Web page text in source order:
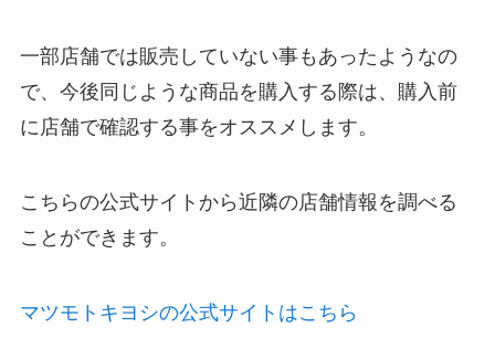
一部店舗では販売していない事もあったようなの
で、今後同じような商品を購入する際は、購入前
に店舗で確認する事をオススメします。
こちらの公式サイトから近隣の店舗情報を調べる
ことができます。
マツモトキヨシの公式サイトはこちら